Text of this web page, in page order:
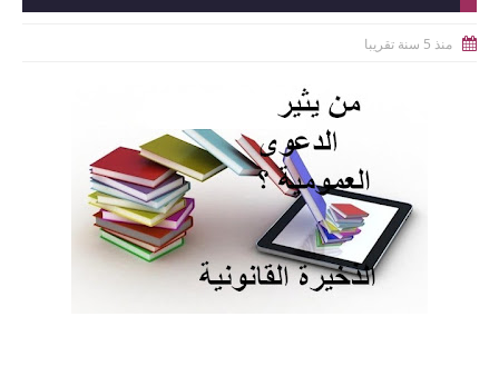
 منذ 5 سنة تقريبا